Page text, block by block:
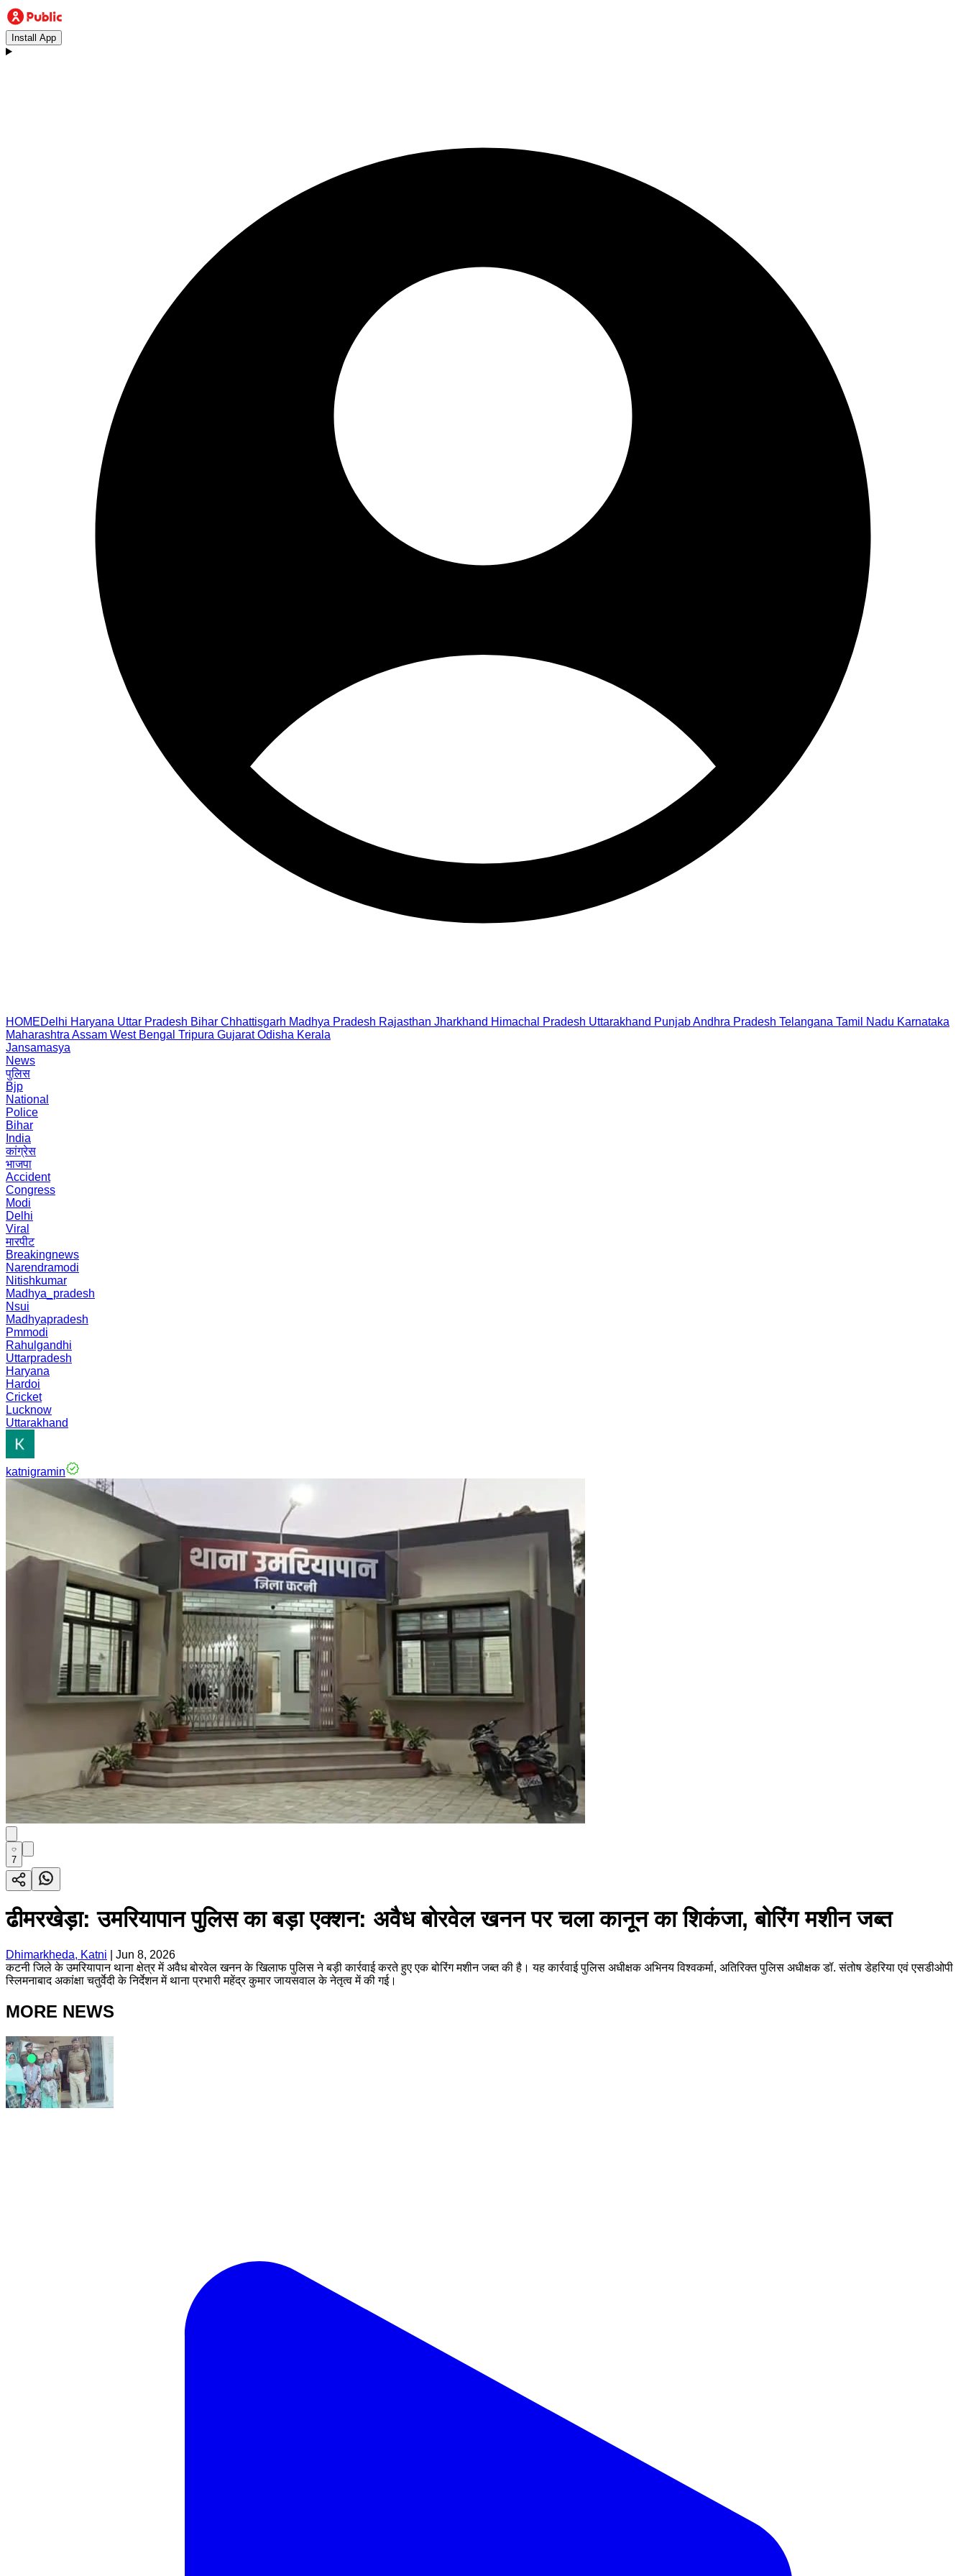
Install App
HOMEDelhi Haryana Uttar Pradesh Bihar Chhattisgarh Madhya Pradesh Rajasthan Jharkhand Himachal Pradesh Uttarakhand PunjabAndhra Pradesh Telangana Tamil Nadu Karnataka
Maharashtra Assam West Bengal Tripura Gujarat Odisha Kerala
Jansamasya
News
पुलिस
Bjp
National
Police
Bihar
India
कांग्रेस
भाजपा
Accident
Congress
Modi
Delhi
Viral
मारपीट
Breakingnews
Narendramodi
Nitishkumar
Madhya_pradesh
Nsui
Madhyapradesh
Pmmodi
Rahulgandhi
Uttarpradesh
Haryana
Hardoi
Cricket
Lucknow
Uttarakhand
katnigramin
7
ढीमरखेड़ा: उमरियापान पुलिस का बड़ा एक्शन: अवैध बोरवेल खनन पर चला कानून का शिकंजा, बोरिंग मशीन जब्त
Dhimarkheda, Katni
Jun 8, 2026
कटनी जिले के उमरियापान थाना क्षेत्र में अवैध बोरवेल खनन के खिलाफ पुलिस ने बड़ी कार्रवाई करते हुए एक बोरिंग मशीन जब्त की है। यह कार्रवाई पुलिस अधीक्षक अभिनय विश्वकर्मा, अतिरिक्त पुलिस अधीक्षक डॉ. संतोष डेहरिया एवं एसडीओपी
स्लिमनाबाद अकांक्षा चतुर्वेदी के निर्देशन में थाना प्रभारी महेंद्र कुमार जायसवाल के नेतृत्व में की गई।
MORE NEWS